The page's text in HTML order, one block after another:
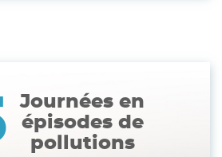
Journées en
épisodes de
pollutions